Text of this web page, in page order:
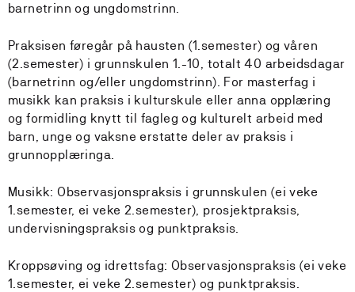
barnetrinn og ungdomstrinn.
Praksisen føregår på hausten (1.semester) og våren
(2.semester) i grunnskulen 1.-10, totalt 40 arbeidsdagar
(barnetrinn og/eller ungdomstrinn). For masterfag i
musikk kan praksis i kulturskule eller anna opplæring
og formidling knytt til fagleg og kulturelt arbeid med
barn, unge og vaksne erstatte deler av praksis i
grunnopplæringa.
Musikk: Observasjonspraksis i grunnskulen (ei veke
1.semester, ei veke 2.semester), prosjektpraksis,
undervisningspraksis og punktpraksis.
Kroppsøving og idrettsfag: Observasjonspraksis (ei veke
1.semester, ei veke 2.semester) og punktpraksis.